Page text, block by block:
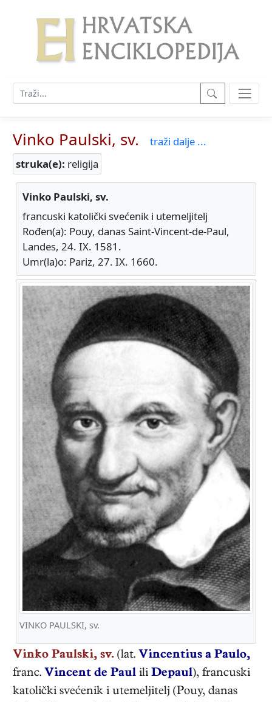
Vinko Paulski, sv.
traži dalje ...
struka(e): religija
Vinko Paulski, sv.
francuski katolički svećenik i utemeljitelj
Rođen(a): Pouy, danas Saint-Vincent-de-Paul,
Landes, 24. IX. 1581.
Umr(la)o: Pariz, 27. IX. 1660.
VINKO PAULSKI, sv.
Vinko Paulski, sv. (lat. Vincentius a Paulo,
franc. Vincent de Paul ili Depaul), francuski
katolički svećenik i utemeljitelj (Pouy, danas